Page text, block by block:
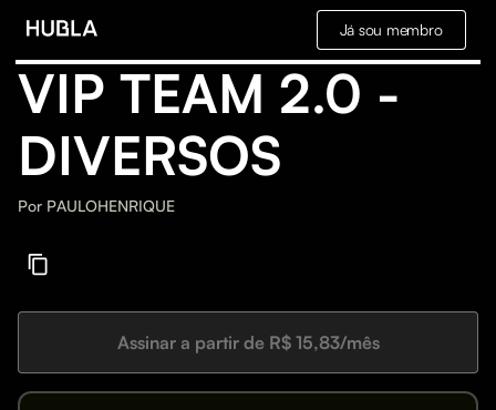
Já sou membro
VIP TEAM 2.0 -
DIVERSOS
Por PAULOHENRIQUE
Assinar a partir de R$ 15,83/mês